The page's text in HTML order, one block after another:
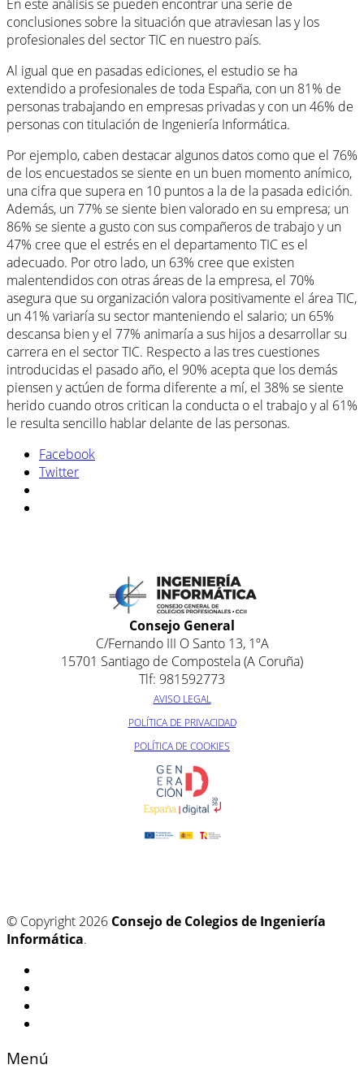
En este análisis se pueden encontrar una serie de
conclusiones sobre la situación que atraviesan las y los
profesionales del sector TIC en nuestro país.
Al igual que en pasadas ediciones, el estudio se ha
extendido a profesionales de toda España, con un 81% de
personas trabajando en empresas privadas y con un 46% de
personas con titulación de Ingeniería Informática.
Por ejemplo, caben destacar algunos datos como que el 76%
de los encuestados se siente en un buen momento anímico,
una cifra que supera en 10 puntos a la de la pasada edición.
Además, un 77% se siente bien valorado en su empresa; un
86% se siente a gusto con sus compañeros de trabajo y un
47% cree que el estrés en el departamento TIC es el
adecuado. Por otro lado, un 63% cree que existen
malentendidos con otras áreas de la empresa, el 70%
asegura que su organización valora positivamente el área TIC,
un 41% variaría su sector manteniendo el salario; un 65%
descansa bien y el 77% animaría a sus hijos a desarrollar su
carrera en el sector TIC. Respecto a las tres cuestiones
introducidas el pasado año, el 90% acepta que los demás
piensen y actúen de forma diferente a mí, el 38% se siente
herido cuando otros critican la conducta o el trabajo y al 61%
le resulta sencillo hablar delante de las personas.
Facebook
Twitter
Consejo General
C/Fernando III O Santo 13, 1ºA
15701 Santiago de Compostela (A Coruña)
Tlf: 981592773
AVISO LEGAL
POLÍTICA DE PRIVACIDAD
POLÍTICA DE COOKIES
© Copyright 2026 Consejo de Colegios de Ingeniería
Informática.
Menú